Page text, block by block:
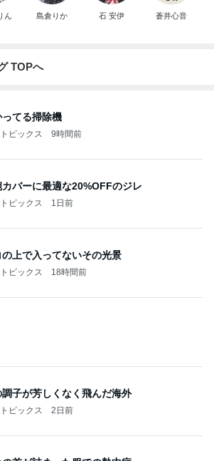
ん 島倉りか 石 安伊 蒼井心音
TOPへ
てる掃除機
ピックス 9時間前
バーに最適な20%OFFのジレ
ピックス 1日前
の上で入ってないその光景
ピックス 18時間前
首が詰まった服での熱中症
ピックス 13時間前